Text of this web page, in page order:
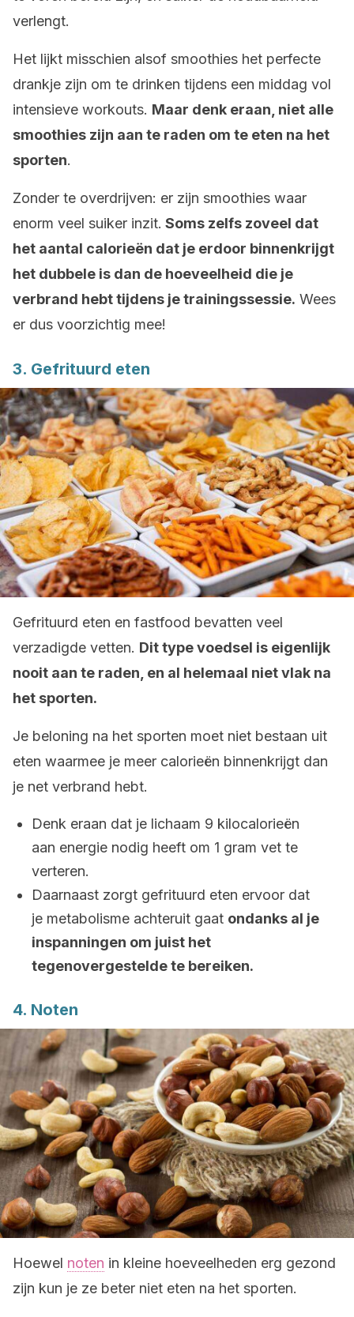
verlengt.
Het lijkt misschien alsof smoothies het perfecte
drankje zijn om te drinken tijdens een middag vol
intensieve workouts. Maar denk eraan, niet alle
smoothies zijn aan te raden om te eten na het
sporten.
Zonder te overdrijven: er zijn smoothies waar
enorm veel suiker inzit. Soms zelfs zoveel dat
het aantal calorieën dat je erdoor binnenkrijgt
het dubbele is dan de hoeveelheid die je
verbrand hebt tijdens je trainingssessie. Wees
er dus voorzichtig mee!
3. Gefrituurd eten
Gefrituurd eten en fastfood bevatten veel
verzadigde vetten. Dit type voedsel is eigenlijk
nooit aan te raden, en al helemaal niet vlak na
het sporten.
Je beloning na het sporten moet niet bestaan uit
eten waarmee je meer calorieën binnenkrijgt dan
je net verbrand hebt.
Denk eraan dat je lichaam 9 kilocalorieën
aan energie nodig heeft om 1 gram vet te
verteren.
Daarnaast zorgt gefrituurd eten ervoor dat
je metabolisme achteruit gaat ondanks al je
inspanningen om juist het
tegenovergestelde te bereiken.
4. Noten
Hoewel noten in kleine hoeveelheden erg gezond
zijn kun je ze beter niet eten na het sporten.